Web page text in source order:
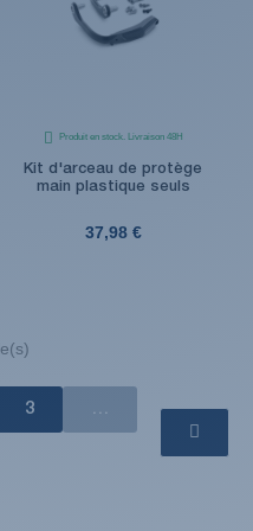
Produit en stock. Livraison 48H
Kit d'arceau de protège
main plastique seuls
37,98 €
3